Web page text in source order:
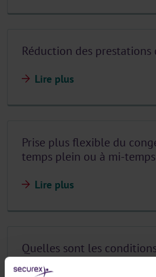
Réduction des
Lire plus
Prise plus flexible du
temps plein ou à mi-temps
Lire plus
Quelles sont les
travailleur ?